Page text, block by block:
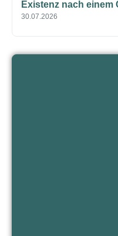
Existenz nach einem
30.07.2026